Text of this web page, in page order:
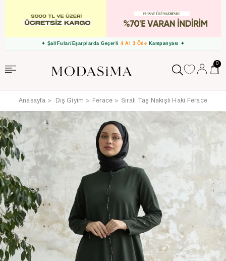
✦ Şal/Fular/Eşarplarda Geçerli 4 Al 3 Öde Kampanyası ✦
0
Anasayfa Dış Giyim Ferace Sıralı Taş Nakışlı Haki Ferace